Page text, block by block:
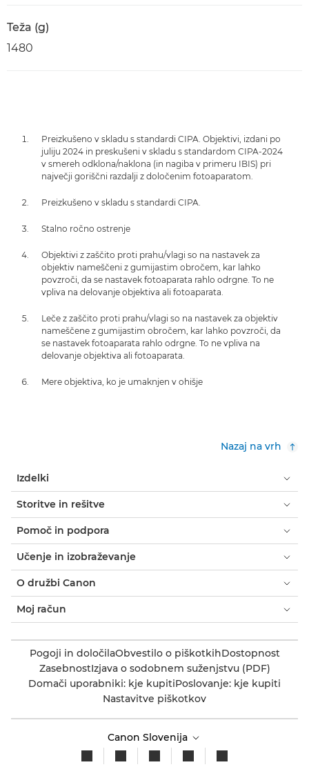
Teža (g)
1480
Preizkušeno v skladu s standardi CIPA. Objektivi, izdani po
juliju 2024 in preskušeni v skladu s standardom CIPA-2024
v smereh odklona/naklona (in nagiba v primeru IBIS) pri
največji goriščni razdalji z določenim fotoaparatom.
Preizkušeno v skladu s standardi CIPA.
Stalno ročno ostrenje
Objektivi z zaščito proti prahu/vlagi so na nastavek za
objektiv nameščeni z gumijastim obročem, kar lahko
povzroči, da se nastavek fotoaparata rahlo odrgne. To ne
vpliva na delovanje objektiva ali fotoaparata.
Leče z zaščito proti prahu/vlagi so na nastavek za objektiv
nameščene z gumijastim obročem, kar lahko povzroči, da
se nastavek fotoaparata rahlo odrgne. To ne vpliva na
delovanje objektiva ali fotoaparata.
Mere objektiva, ko je umaknjen v ohišje
Nazaj na vrh
Izdelki
Storitve in rešitve
Pomoč in podpora
Učenje in izobraževanje
O družbi Canon
Moj račun
Pogoji in določilaObvestilo o piškotkihDostopnost
ZasebnostIzjava o sodobnem suženjstvu (PDF)
Domači uporabniki: kje kupitiPoslovanje: kje kupiti
Nastavitve piškotkov
Canon Slovenija